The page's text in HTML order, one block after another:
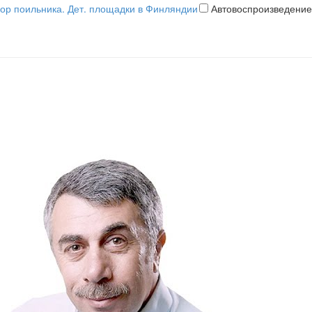
Автовоспроизведение
поильника. Дет. площадки в Финляндии